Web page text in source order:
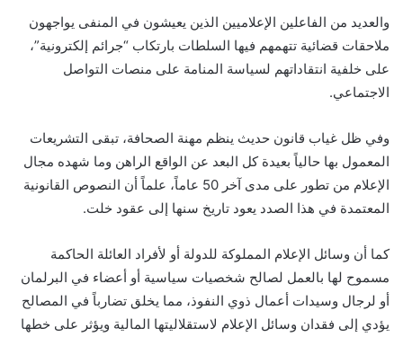
والعديد من الفاعلين الإعلاميين الذين يعيشون في المنفى يواجهون
ملاحقات قضائية تتهمهم فيها السلطات بارتكاب “جرائم إلكترونية”،
على خلفية انتقاداتهم لسياسة المنامة على منصات التواصل
الاجتماعي.
وفي ظل غياب قانون حديث ينظم مهنة الصحافة، تبقى التشريعات
المعمول بها حالياً بعيدة كل البعد عن الواقع الراهن وما شهده مجال
الإعلام من تطور على مدى آخر 50 عاماً، علماً أن النصوص القانونية
المعتمدة في هذا الصدد يعود تاريخ سنها إلى عقود خلت.
كما أن وسائل الإعلام المملوكة للدولة أو لأفراد العائلة الحاكمة
مسموح لها بالعمل لصالح شخصيات سياسية أو أعضاء في البرلمان
أو لرجال وسيدات أعمال ذوي النفوذ، مما يخلق تضارباً في المصالح
يؤدي إلى فقدان وسائل الإعلام لاستقلاليتها المالية ويؤثر على خطها